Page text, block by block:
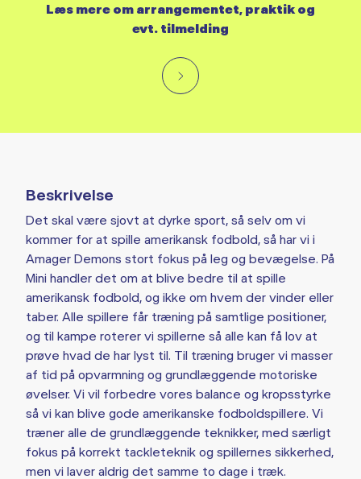
Beskrivelse
Det skal være sjovt at dyrke sport, så selv om vi
kommer for at spille amerikansk fodbold, så har vi i
Amager Demons stort fokus på leg og bevægelse. På
Mini handler det om at blive bedre til at spille
amerikansk fodbold, og ikke om hvem der vinder eller
taber. Alle spillere får træning på samtlige positioner,
og til kampe roterer vi spillerne så alle kan få lov at
prøve hvad de har lyst til. Til træning bruger vi masser
af tid på opvarmning og grundlæggende motoriske
øvelser. Vi vil forbedre vores balance og kropsstyrke
så vi kan blive gode amerikanske fodboldspillere. Vi
træner alle de grundlæggende teknikker, med særligt
fokus på korrekt tackleteknik og spillernes sikkerhed,
men vi laver aldrig det samme to dage i træk.
Læs mere om arrangementet, praktik og
evt. tilmelding